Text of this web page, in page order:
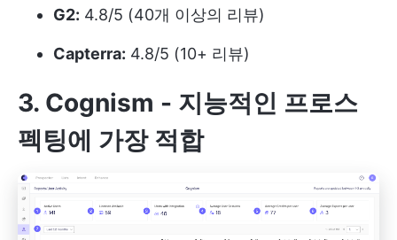
G2: 4.8/5 (40개 이상의 리뷰)
Capterra: 4.8/5 (10+ 리뷰)
3. Cognism - 지능적인 프로스
펙팅에 가장 적합